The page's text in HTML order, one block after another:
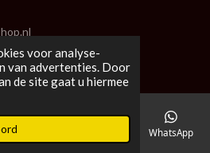
voor analyse-
van advertenties. Door
de site gaat u hiermee
WhatsApp